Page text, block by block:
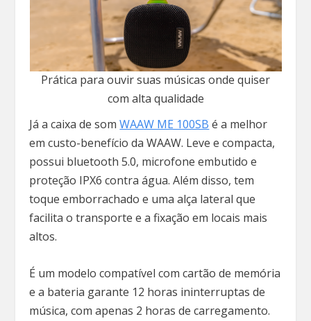
Prática para ouvir suas músicas onde quiser
com alta qualidade
Já a caixa de somWAAW ME 100SB é a melhor
em custo-benefício da WAAW. Leve e compacta,
possui bluetooth 5.0, microfone embutido e
proteção IPX6 contra água. Além disso, tem
toque emborrachado e uma alça lateral que
facilita o transporte e a fixação em locais mais
altos.
É um modelo compatível com cartão de memória
e a bateria garante 12 horas ininterruptas de
música, com apenas 2 horas de carregamento.